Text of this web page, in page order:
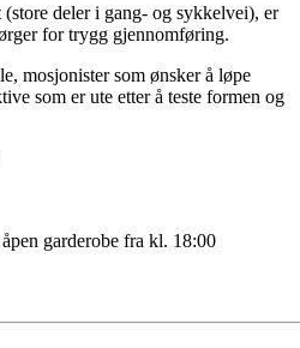
deler i gang- og sykkelvei), er
for trygg gjennomføring.
mosjonister som ønsker å løpe
som er ute etter å teste formen og
garderobe fra kl. 18:00